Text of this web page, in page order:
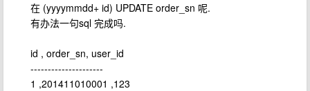
在 (yyyymmdd+ id) UPDATE order_sn 呢.
有办法一句sql 完成吗.
id , order_sn, user_id
---------------------
1 ,201411010001 ,123